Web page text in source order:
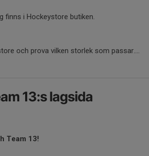
finns i Hockeystore butiken.
och prova vilken storlek som passar....
13:s lagsida
Team 13!